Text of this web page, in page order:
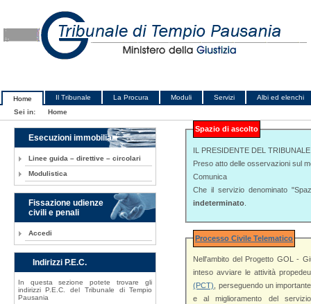
Home Il Tribunale La Procura Moduli Servizi
Albi ed elenchi
Sei in:
Home
Spazio di ascolto
IL PRESIDENTE DEL TRIBUNALE
Preso atto delle osservazioni sul
Comunica
Che il servizio denominato
indeterminato
Processo Civile Telematico
Nell'ambito del Progetto GOL -
inteso avviare le
(PCT) , perseguendo un importante e virtuoso obiettivo volto all'innovazione
e al miglioramento del servizio Giustizia reso
Esecuzioni immobiliari
Linee guida – direttive – circolari
Modulistica
Fissazione udienze
civili e penali
Accedi
Indirizzi P.E.C.
In questa sezione potete trovare gli
indirizzi P.E.C. del Tribunale di Tempio
Pausania